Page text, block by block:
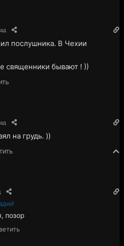
послушника. В Чехии
священники бывают ! ))
на грудь. ))
позор